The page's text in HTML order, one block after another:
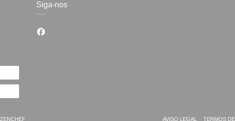
Siga-nos
Facebook ((abre numa nova janela))
ZENCHEF((ABRE NUMA NOVA JANELA)) AVISO LEGAL TERMOS